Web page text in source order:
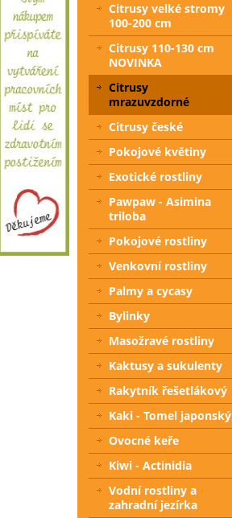
Citrusy velké stromy
100-200 cm
Citrusy 110-130 cm
NOVINKA
Citrusy
mrazuvzdorné
Citrusy české
Pokojové květiny
Exotické rostliny
Pawpaw - Asimina
triloba
Pokojové rostliny
Venkovní rostliny
Palmy a cycasy
Bylinky
Masožravé rostliny
Kaktusy a sukulenty
Rakytník řešetlákový
Kaki - Tomel japonský
Ovocné keře
Kiwi - Actinidia
Vodní rostliny a
zahradní jezírka